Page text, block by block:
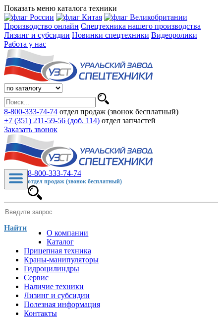
Показать меню каталога техники
Производство онлайн Спецтехника нашего производства
Лизинг и субсидии Новинки спецтехники Видеоролики
Работа у нас
8-800-333-74-74 отдел продаж (звонок бесплатный)
+7 (351) 211-59-56 (доб. 114) отдел запчастей
Заказать звонок
8-800-333-74-74
отдел продаж (звонок бесплатный)
Найти
О компании
Каталог
Прицепная техника
Краны-манипуляторы
Гидроцилиндры
Сервис
Наличие техники
Лизинг и субсидии
Полезная информация
Контакты